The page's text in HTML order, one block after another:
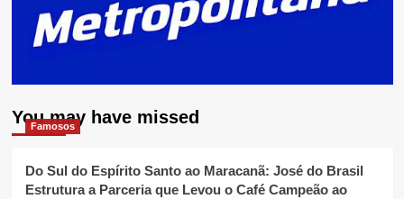
You may have missed
Famosos
Do Sul do Espírito Santo ao Maracanã: José do Brasil
Estrutura a Parceria que Levou o Café Campeão ao